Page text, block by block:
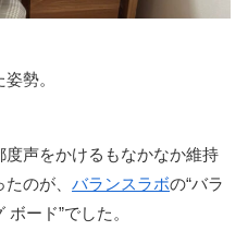
勢。
度声をかけるもなかなか維持
のが、 バランスラボの“バラ
ード”でした。